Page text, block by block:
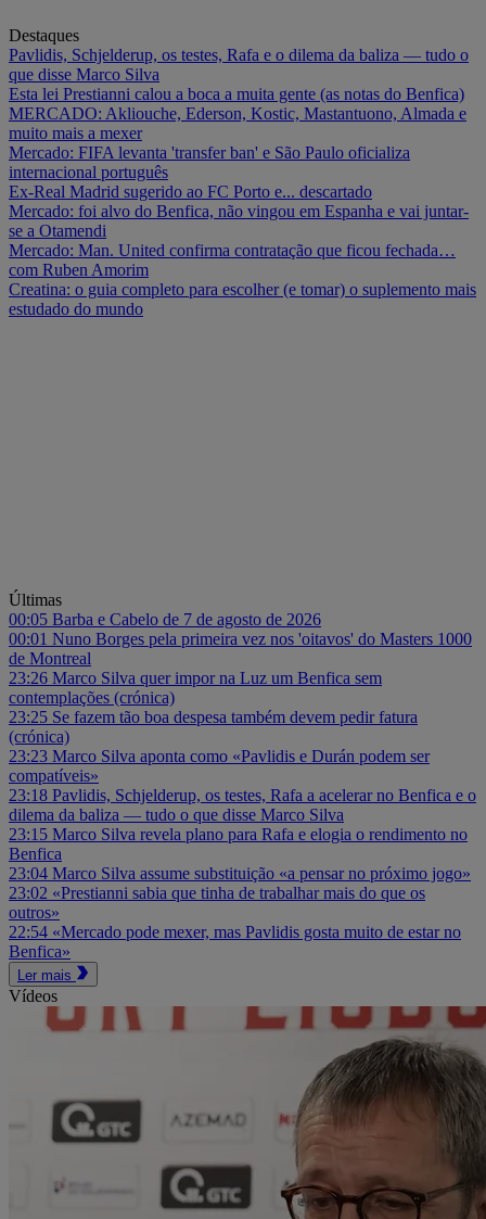
Destaques
Pavlidis, Schjelderup, os testes, Rafa e o dilema da baliza — tudo o
que disse Marco Silva
Esta lei Prestianni calou a boca a muita gente (as notas do Benfica)
MERCADO: Akliouche, Ederson, Kostic, Mastantuono, Almada e
muito mais a mexer
Mercado: FIFA levanta 'transfer ban' e São Paulo oficializa
internacional português
Ex-Real Madrid sugerido ao FC Porto e... descartado
Mercado: foi alvo do Benfica, não vingou em Espanha e vai juntar-
se a Otamendi
Mercado: Man. United confirma contratação que ficou fechada…
com Ruben Amorim
Creatina: o guia completo para escolher (e tomar) o suplemento mais
estudado do mundo
Últimas
00:05 Barba e Cabelo de 7 de agosto de 2026
00:01 Nuno Borges pela primeira vez nos 'oitavos' do Masters 1000
de Montreal
23:26 Marco Silva quer impor na Luz um Benfica sem
contemplações (crónica)
23:25 Se fazem tão boa despesa também devem pedir fatura
(crónica)
23:23 Marco Silva aponta como «Pavlidis e Durán podem ser
compatíveis»
23:18 Pavlidis, Schjelderup, os testes, Rafa a acelerar no Benfica e o
dilema da baliza — tudo o que disse Marco Silva
23:15 Marco Silva revela plano para Rafa e elogia o rendimento no
Benfica
23:04 Marco Silva assume substituição «a pensar no próximo jogo»
23:02 «Prestianni sabia que tinha de trabalhar mais do que os
outros»
22:54 «Mercado pode mexer, mas Pavlidis gosta muito de estar no
Benfica»
Ler mais
Vídeos